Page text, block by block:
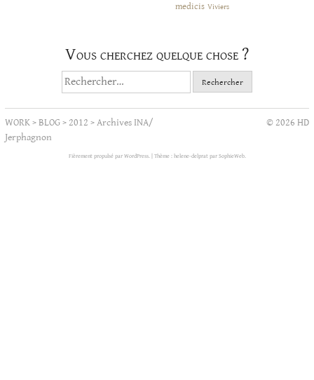
medicis Viviers
Vous cherchez quelque chose ?
Rechercher :
WORK>BLOG> 2012 >Archives INA/
Jerphagnon
© 2026 HD
Fièrement propulsé par WordPress. Thème : helene-delprat par SophieWeb.